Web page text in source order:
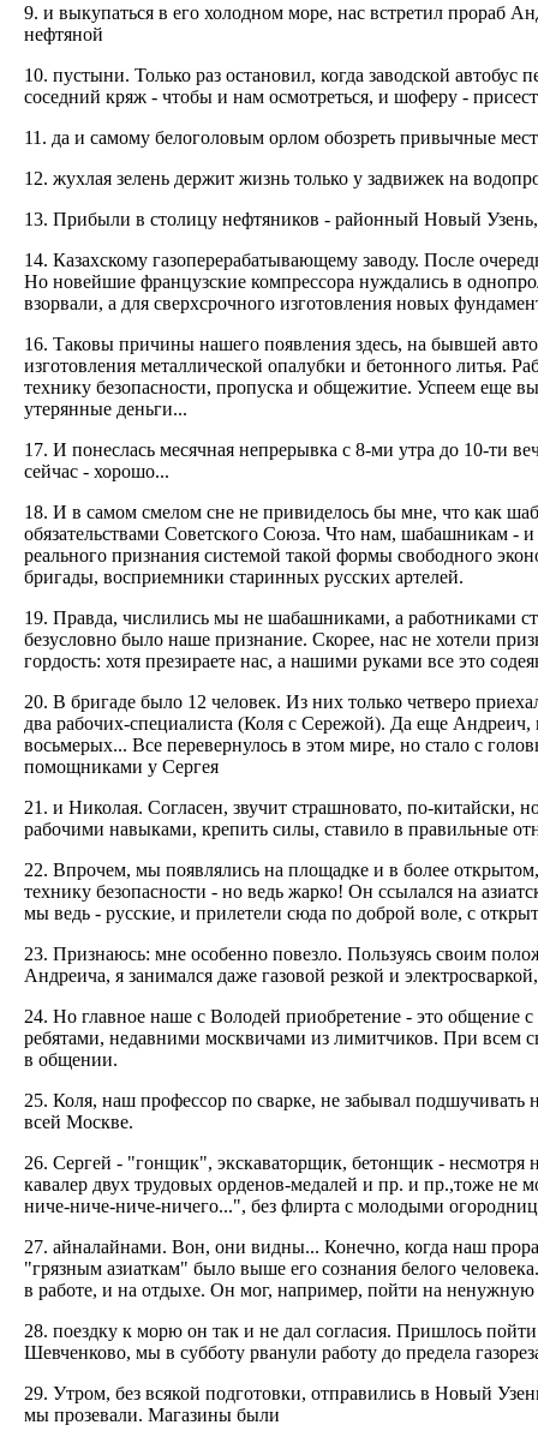
9. и выкупаться в его холодном море, нас встретил прораб
нефтяной
10. пустыни. Только раз остановил, когда заводской
соседний кряж - чтобы и нам осмотреться, и шоферу -
11. да и самому белоголовым орлом обозреть привычные
12. жухлая зелень держит жизнь только у задвижек на
13. Прибыли в столицу нефтяников - районный Новый Узень,
14. Казахскому газоперерабатывающему заводу. После
Но новейшие французские компрессора нуждались в
взорвали, а для сверхсрочного изготовления новых
16. Таковы причины нашего появления здесь, на бывшей
изготовления металлической опалубки и бетонного литья.
технику безопасности, пропуска и общежитие. Успеем еще
утерянные деньги...
17. И понеслась месячная непрерывка с 8-ми утра до 10-ти
сейчас - хорошо...
18. И в самом смелом сне не привиделось бы мне, что как
обязательствами Советского Союза. Что нам, шабашникам -
реального признания системой такой формы свободного
бригады, восприемники старинных русских артелей.
19. Правда, числились мы не шабашниками, а работниками
безусловно было наше признание. Скорее, нас не хотели
гордость: хотя презираете нас, а нашими руками все это
20. В бригаде было 12 человек. Из них только четверо
два рабочих-специалиста (Коля с Сережой). Да еще
восьмерых... Все перевернулось в этом мире, но стало с
помощниками у Сергея
21. и Николая. Согласен, звучит страшновато, по-китайски,
рабочими навыками, крепить силы, ставило в правильные
22. Впрочем, мы появлялись на площадке и в более
технику безопасности - но ведь жарко! Он ссылался на
мы ведь - русские, и прилетели сюда по доброй воле, с
23. Признаюсь: мне особенно повезло. Пользуясь своим
Андреича, я занимался даже газовой резкой и
24. Но главное наше с Володей приобретение - это
ребятами, недавними москвичами из лимитчиков. При всем
в общении.
25. Коля, наш профессор по сварке, не забывал
всей Москве.
26. Сергей - "гонщик", экскаваторщик, бетонщик - несмотря
кавалер двух трудовых орденов-медалей и пр. и пр.,тоже не
ниче-ниче-ниче-ничего...", без флирта с молодыми
27. aйналайнами. Вон, они видны... Конечно, когда наш
"грязным азиаткам" было выше его сознания белого
в работе, и на отдыхе. Он мог, например, пойти на
28. поездку к морю он так и не дал согласия. Пришлось
Шевченково, мы в субботу рванули работу до предела
29. Утром, без всякой подготовки, отправились в Новый
мы прозевали. Магазины были